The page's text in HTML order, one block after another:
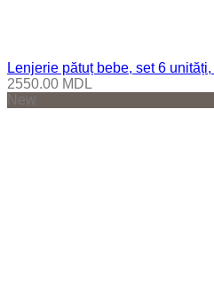
Lenjerie pătuț bebe, set 6
2550.00 MDL
New